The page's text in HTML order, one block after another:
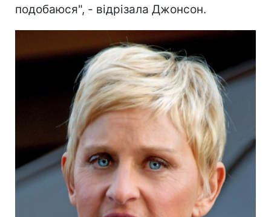
подобаюся", - відрізала Джонсон.